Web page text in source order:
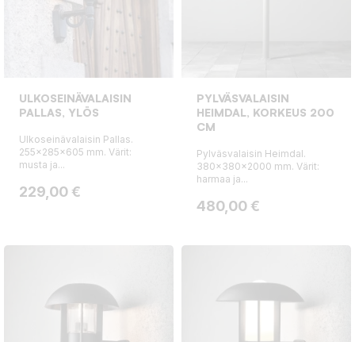
ULKOSEINÄVALAISIN
PALLAS, YLÖS
Ulkoseinävalaisin Pallas.
255x285x605 mm. Värit:
musta ja...
Hinta
229,00 €
PYLVÄSVALAISIN
HEIMDAL, KORKEUS 200
CM
Pylväsvalaisin Heimdal.
380x380x2000 mm. Värit:
harmaa ja...
Hinta
480,00 €